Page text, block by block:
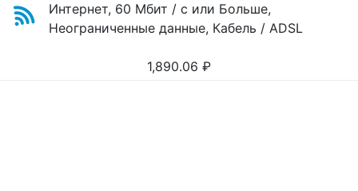
Интернет, 60 Мбит / с или Больше,
Неограниченные данные, Кабель / ADSL
1,890.06 ₽